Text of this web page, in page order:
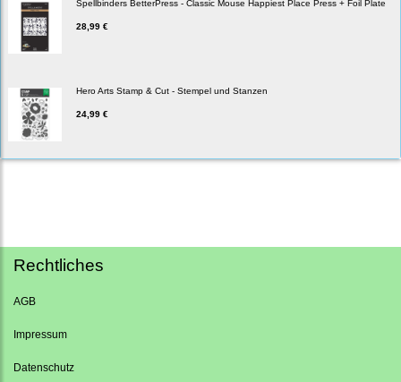
Spellbinders BetterPress - Classic Mouse Happiest Place Press + Foil Plate
28,99 €
Hero Arts Stamp & Cut - Stempel und Stanzen
24,99 €
Rechtliches
AGB
Impressum
Datenschutz